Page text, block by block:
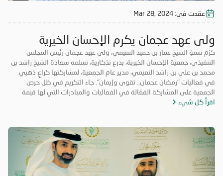
عقدت في: Mar 28, 2024
ولي عهد عجمان يكرم الإحسان الخيرية
كرّم سموّ الشيخ عمار بن حميد النعيمي، ولي عهد عجمان رئيس المجلس
التنفيذي، جمعية الإحسان الخيرية، بدرع تذكارية، تسلمه سعادة الشيخ راشد بن
محمد بن علي بن راشد النعيمي، مدير عام الجمعية، لمشاركتها كراعٍ ذهبي
في فعاليات "رمضان عجمان.. تقوى وإيمان". جاء التكريم في ظل حرص
الجمعية على المشاركة الفعّالة في الفعاليات والمبادرات التي لها قيمة
مضافة تعود على المجتمع بالخير والنفع، وهو ما تتميز به فعاليات "رمضان
وواجبها تجاه الإمارة؛ إذ قامت برعاية ذهبية للفعاليات والنشاطات
والمبادرات الدينية والاجتماعية المتنوعة التي تحاكي روحانيات شهر رمضان
المبارك، انسجاماً مع نهج الخير والعطاء الذي تتبناه الجمعية منذ تأسيسها،
وتعزيزاً لمكانة الإمارة وإبراز دورها في نشر قيم الخير والمحبة في الشهر
الفضيل.
اقرأ كل شيء